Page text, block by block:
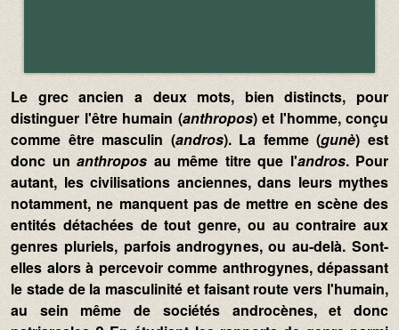
Texte :
Le grec ancien a deux mots, bien distincts, pour
distinguer l'être humain (anthropos) et l'homme, conçu
comme être masculin (andros). La femme (gunè) est
donc un anthropos au même titre que l'andros. Pour
autant, les civilisations anciennes, dans leurs mythes
notamment, ne manquent pas de mettre en scène des
entités détachées de tout genre, ou au contraire aux
genres pluriels, parfois androgynes, ou au-delà. Sont-
elles alors à percevoir comme anthrogynes, dépassant
le stade de la masculinité et faisant route vers l'humain,
au sein même de sociétés androcènes, et donc